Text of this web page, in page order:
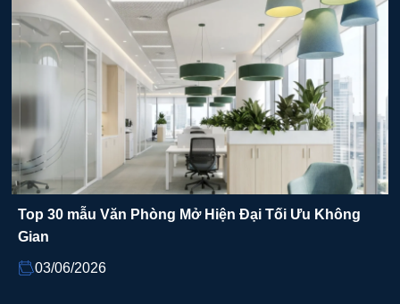
Top 30 mẫu Văn Phòng Mở Hiện Đại Tối Ưu Không
Gian
03/06/2026